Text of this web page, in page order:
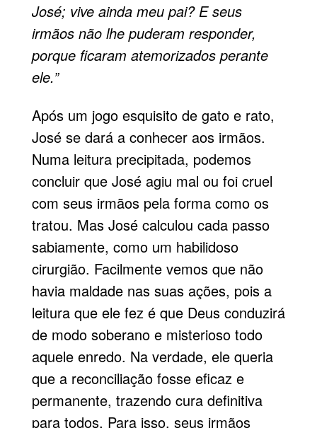
José; vive ainda meu pai? E seus
irmãos não lhe puderam responder,
porque ficaram atemorizados perante
ele.”
Após um jogo esquisito de gato e rato,
José se dará a conhecer aos ir­mãos.
Numa leitura precipitada, po­demos
concluir que José agiu mal ou foi cruel
com seus irmãos pela forma como os
tratou. Mas José calculou cada passo
sabiamente, como um habilidoso
cirurgião. Facilmente vemos que não
havia maldade nas suas ações, pois a
leitura que ele fez é que Deus conduzirá
de modo soberano e misterioso todo
aquele enredo. Na verdade, ele queria
que a recon­ciliação fosse eficaz e
permanente, trazendo cura definitiva
para todos. Para isso, seus irmãos